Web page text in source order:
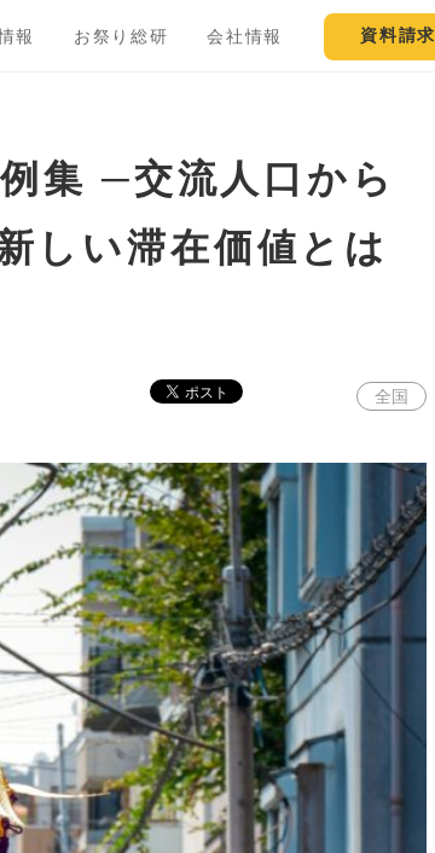
報 お祭り総研 会社情報 資料請求
集 ─交流人口から
しい滞在価値とは
全国